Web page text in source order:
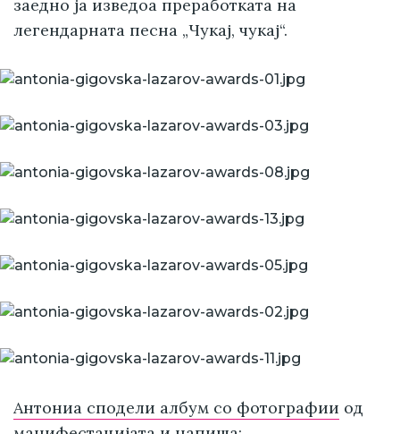
заедно ја изведоа преработката на
легендарната песна „Чукај, чукај“.
Антониа сподели албум со фотографии од